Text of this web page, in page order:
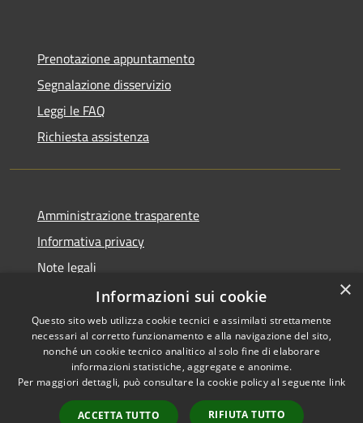
Prenotazione appuntamento
Segnalazione disservizio
Leggi le FAQ
Richiesta assistenza
Amministrazione trasparente
Informativa privacy
Note legali
Dichiarazione di accessibilità
RSS
Accessibilità
Copyright © 2026 • Città di
Comacchio • Powered by
Municipium• Accesso
×
Informazioni sui cookie
Questo sito web utilizza cookie tecnici e assimilati strettamente
necessari al corretto funzionamento e alla navigazione del sito,
nonché un cookie tecnico analitico al solo fine di elaborare
informazioni statistiche, aggregate e anonime.
Per maggiori dettagli, può consultare la cookie policy al seguente link
ACCETTA TUTTO RIFIUTA TUTTO